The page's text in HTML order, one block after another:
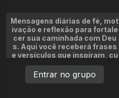
Mensagens diárias de fé, mot
ivação e reflexão para fortale
cer sua caminhada com Deu
s. Aqui você receberá frases
e versículos que inspiram, cu
ram e trazem paz ao coração.
Sem correntes, política ou dis
cussões. Só palavras que edif
Entrar no grupo